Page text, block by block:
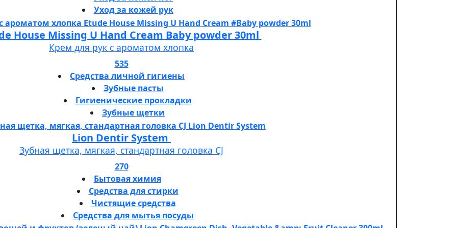
Уход за кожей рук
House Missing U Hand Cream Baby powder 30ml
Крем для рук с ароматом хлопка
535
Средства личной гигиены
Зубные пасты
Гигиенические прокладки
Зубные щетки
Lion Dentir System
Зубная щетка, мягкая, стандартная головка СJ
270
Бытовая химия
Средства для стирки
Чистящие средства
Средства для мытья посуды